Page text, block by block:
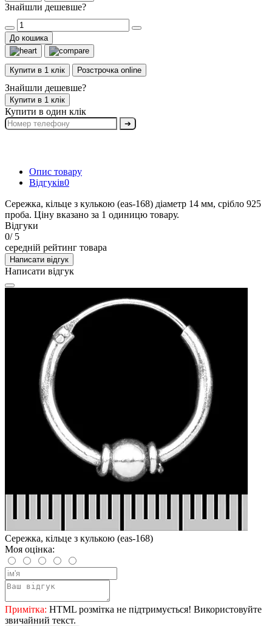
Знайшли дешевше?
До кошика
Купити в 1 клік Розстрочка online
Знайшли дешевше?
Купити в 1 клік
Купити в один клік
➔
Опис товару
Відгуків0
Сережка, кільце з кулькою (eas-168) діаметр 14 мм, срібло 925
проба. Ціну вказано за 1 одиницю товару.
Відгуки
0/ 5
середній рейтинг товара
Написати відгук
Написати відгук
Сережка, кільце з кулькою (eas-168)
Моя оцінка:
Примітка: HTML розмітка не підтримується! Використовуйте
звичайний текст.